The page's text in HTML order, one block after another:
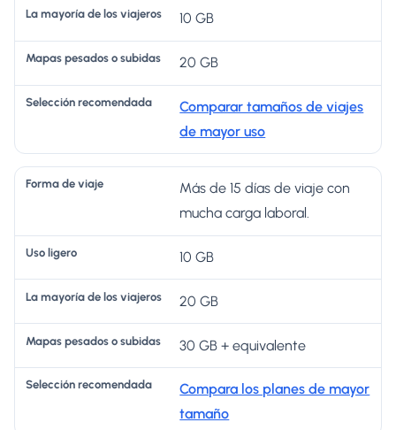
10 GB
20 GB
Comparar tamaños de viajes
de mayor uso
Más de 15 días de viaje con
mucha carga laboral.
10 GB
20 GB
30 GB + equivalente
Compara los planes de mayor
tamaño